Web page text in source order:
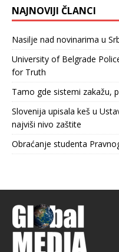
NAJNOVIJI ČLANCI
Nasilje nad novinarima u
University of Belgrade
for Truth
Tamo gde sistemi zakažu,
Slovenija upisala keš u
najviši nivo zaštite
Obraćanje studenta